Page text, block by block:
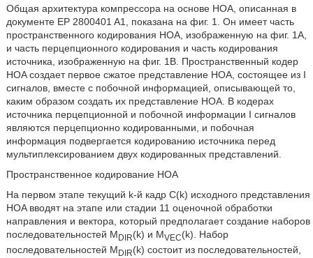
Общая архитектура компрессора на основе HOA, описанная в
документе EP 2800401 A1, показана на фиг. 1. Он имеет часть
пространственного кодирования HOA, изображенную на фиг. 1A,
и часть перцепционного кодирования и часть кодирования
источника, изображенную на фиг. 1B. Пространственный кодер
HOA создает первое сжатое представление HOA, состоящее из I
сигналов, вместе с побочной информацией, описывающей то,
каким образом создать их представление HOA. В кодерах
источника перцепционной и побочной информации I сигналов
являются перцепционно кодированными, и побочная
информация подвергается кодированию источника перед
мультиплексированием двух кодированных представлений.
Пространственное кодирование HOA
На первом этапе текущий k-й кадр C(k) исходного представления
HOA вводят на этапе или стадии 11 оценочной обработки
направления и вектора, который предполагает создание наборов
последовательностей MDIR(k) и MVEC(k). Набор
последовательностей MDIR(k) состоит из последовательностей,